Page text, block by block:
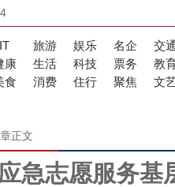
IT 旅游 娱乐 名企
交
康 生活 科技 票务
教
食 消费 住行 聚焦 文
正文
急志愿服务基